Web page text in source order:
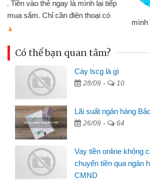
đã giải quyết được
Có thể bạn quan tâm?
Cày lscg là gì
28/09 - 10
Lãi suất ngân hàng
26/09 - 64
Vay tiền online không
chuyển tiền qua ngân
CMND